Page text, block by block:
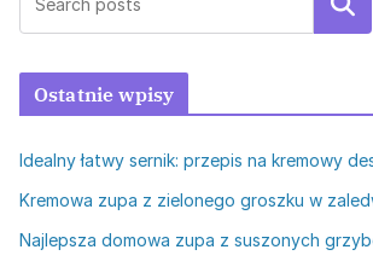
Ostatnie wpisy
Idealny łatwy sernik: przepis na kremowy
Kremowa zupa z zielonego groszku w
Najlepsza domowa zupa z suszonych